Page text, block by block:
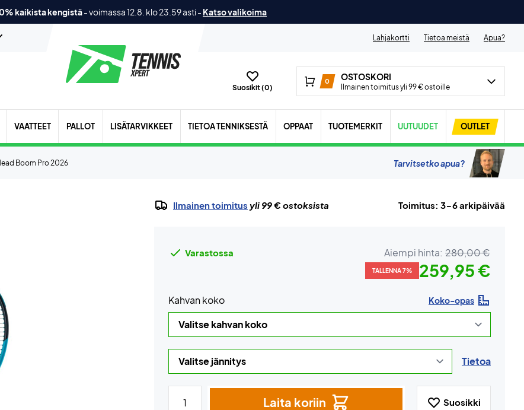
kaikista kengistä-voimassa 12.8. klo 23.59 asti- Katso valikoima
Lahjakortti Tietoa meistä Apua?
Suosikit (0)
0 OSTOSKORI
Ilmainen toimitus yli 99 € ostoille
VAATTEET PALLOT LISÄTARVIKKEET TIETOA TENNIKSESTÄ OPPAAT TUOTEMERKIT UUTUUDET OUTLET
Boom Pro 2026 Tarvitsetko apua?
Ilmainen toimitus yli 99 € ostoksista Toimitus: 3-6 arkipäivää
Varastossa Aiempi hinta: 280,00 €
TALLENNA 7% 259,95 €
Kahvan koko Koko-opas
Tietoa
Laita koriin Suosikki